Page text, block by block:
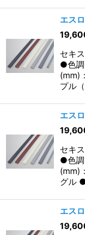
エス
セキ
●色調
(mm)
プル
エス
セキ
●色調
(mm)
グル
エス